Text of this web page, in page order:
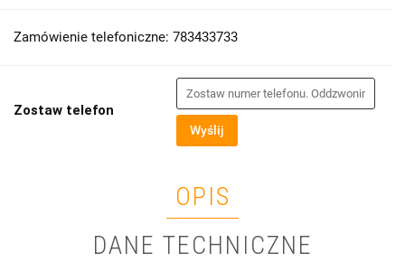
Zamówienie telefoniczne: 783433733
Zostaw telefon
Wyślij
OPIS
DANE TECHNICZNE